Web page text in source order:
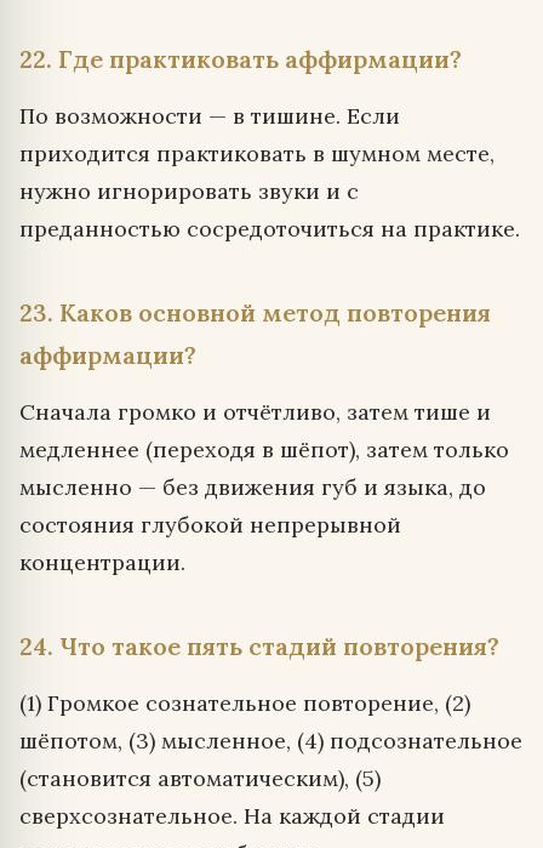
22. Где практиковать аффирмации?
По возможности — в тишине. Если
приходится практиковать в шумном месте,
нужно игнорировать звуки и с
преданностью сосредоточиться на практике.
23. Каков основной метод повторения
аффирмации?
Сначала громко и отчётливо, затем тише и
медленнее (переходя в шёпот), затем только
мысленно — без движения губ и языка, до
состояния глубокой непрерывной
концентрации.
24. Что такое пять стадий повторения?
(1) Громкое сознательное повторение, (2)
шёпотом, (3) мысленное, (4) подсознательное
(становится автоматическим), (5)
сверхсознательное. На каждой стадии